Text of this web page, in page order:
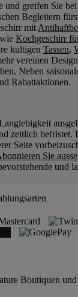
und greifen Sie bei
Begleitern fürs
mit
Kochgeschirr
kultigen Tassen,
vereinen
Neben
Rabattaktionen.
zeitlich befristet.
Seite
Sie
und
Boutiquen